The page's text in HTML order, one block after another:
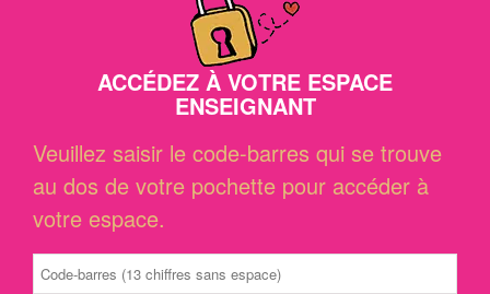
ACCÉDEZ À VOTRE ESPACE
ENSEIGNANT
Veuillez saisir le code-barres qui se trouve
au dos de votre pochette pour accéder à
votre espace.